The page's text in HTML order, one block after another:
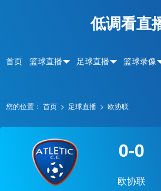
低调看直
首页 篮球直播 足球直播 篮球录像
您的位置： 首页 > 足球直播 > 欧协联
0-0
欧协联